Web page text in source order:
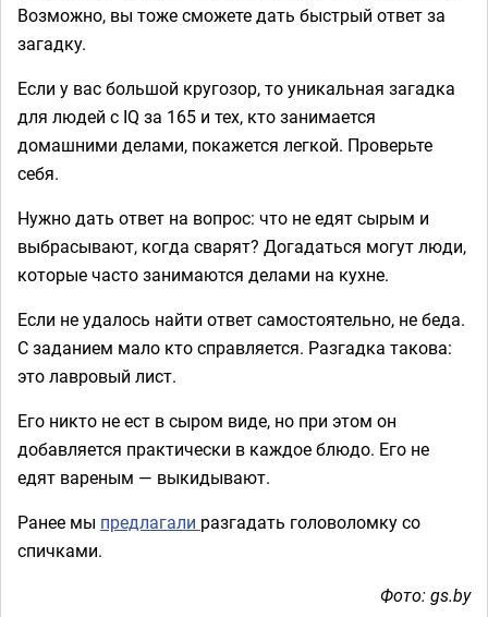
Возможно, вы тоже сможете дать быстрый ответ за
загадку.
Если у вас большой кругозор, то уникальная загадка
для людей с IQ за 165 и тех, кто занимается
домашними делами, покажется легкой. Проверьте
себя.
Нужно дать ответ на вопрос: что не едят сырым и
выбрасывают, когда сварят? Догадаться могут люди,
которые часто занимаются делами на кухне.
Если не удалось найти ответ самостоятельно, не беда.
С заданием мало кто справляется. Разгадка такова:
это лавровый лист.
Его никто не ест в сыром виде, но при этом он
добавляется практически в каждое блюдо. Его не
едят вареным — выкидывают.
Ранее мы предлагали разгадать головоломку со
спичками.
Фото: gs.by